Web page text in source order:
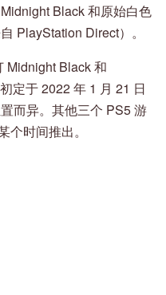
Black 和原始白色
PlayStation Direct）。
Midnight Black 和
定于 2022 年 1 月 21 日
而异。其他三个 PS5 游
时间推出。